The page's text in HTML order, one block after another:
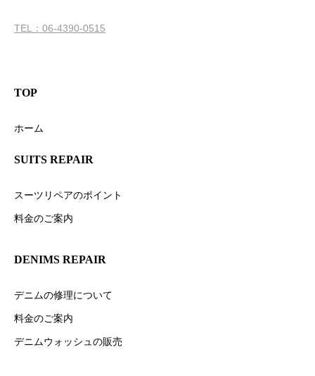
TEL：06-4390-0515
TOP
ホーム
SUITS REPAIR
スーツリペアのポイント
料金のご案内
DENIMS REPAIR
デニムの修理について
料金のご案内
デニムウォッシュの販売